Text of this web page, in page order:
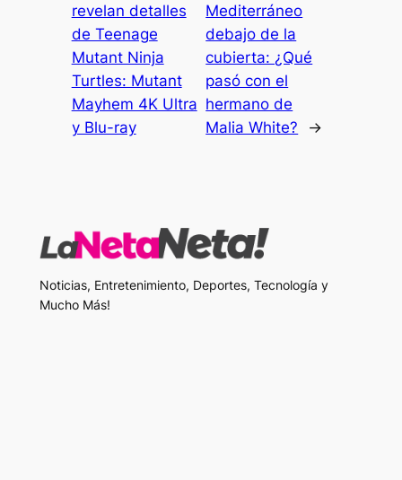
revelan detalles
de Teenage
Mutant Ninja
Turtles: Mutant
Mayhem 4K Ultra
y Blu-ray
Mediterráneo
debajo de la
cubierta: ¿Qué
pasó con el
hermano de
Malia White?
→
Noticias, Entretenimiento, Deportes, Tecnología y
Mucho Más!